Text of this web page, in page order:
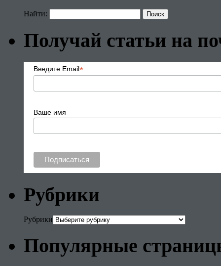
Найти:
Получай статьи на
Введите Email*
Ваше имя
Рубрики
Рубрики
Популярные